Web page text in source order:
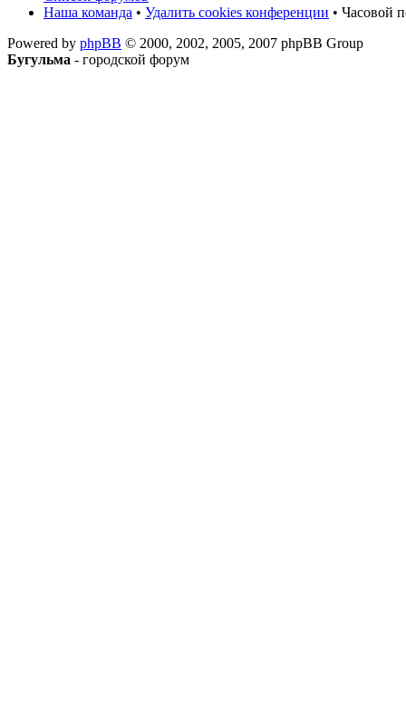
Наша команда • Удалить cookies конференции • Часовой
Powered by phpBB © 2000, 2002, 2005, 2007 phpBB Group
Бугульма - городской форум